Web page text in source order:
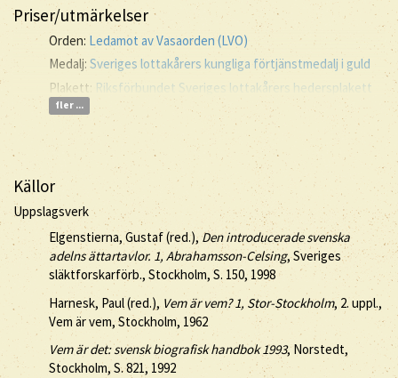
Priser/utmärkelser
Orden: Ledamot av Vasaorden (LVO)
Medalj: Sveriges lottakårers kungliga förtjänstmedalj i guld
Plakett: Riksförbundet Sveriges lottakårers hedersplakett
fler ...
Källor
Uppslagsverk
Elgenstierna, Gustaf (red.), Den introducerade svenska
adelns ättartavlor. 1, Abrahamsson-Celsing, Sveriges
släktforskarförb., Stockholm, S. 150, 1998
Harnesk, Paul (red.), Vem är vem? 1, Stor-Stockholm, 2. uppl.,
Vem är vem, Stockholm, 1962
Vem är det: svensk biografisk handbok 1993, Norstedt,
Stockholm, S. 821, 1992